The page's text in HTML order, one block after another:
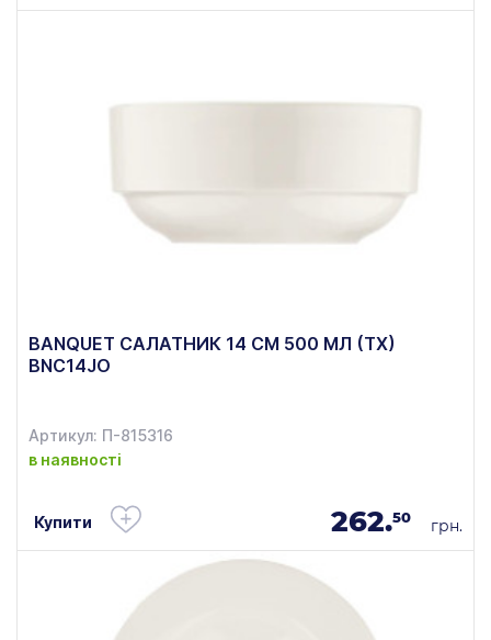
BANQUET САЛАТНИК 14 СМ 500 МЛ (ТХ)
BNC14JO
Артикул: П-815316
в наявності
Купити 262.50 грн.